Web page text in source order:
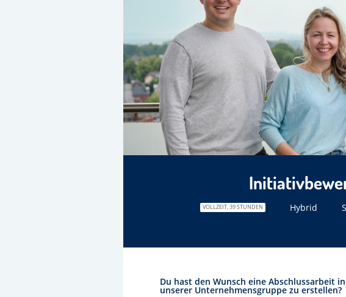
VOLLZEIT, 39 STUNDEN Hybrid
Du hast den Wunsch eine Abschlussarbeit in
unserer Unternehmensgruppe zu erstellen?